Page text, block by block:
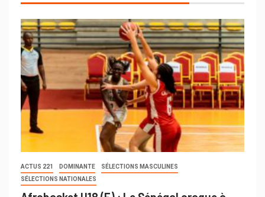
ACTUS 221 DOMINANTE
SÉLECTIONS MASCULINES
SÉLECTIONS NATIONALES